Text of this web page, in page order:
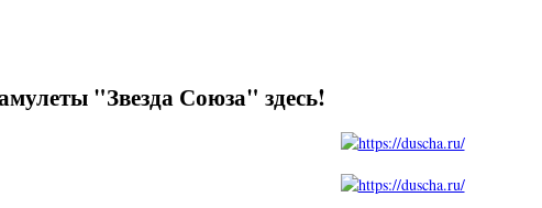
"Звезда Союза" здесь!